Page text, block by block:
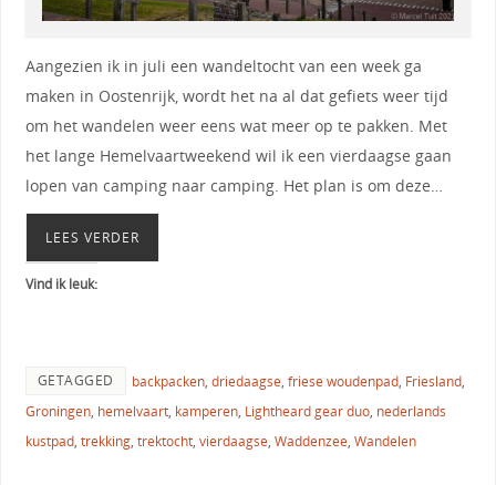
Aangezien ik in juli een wandeltocht van een week ga
maken in Oostenrijk, wordt het na al dat gefiets weer tijd
om het wandelen weer eens wat meer op te pakken. Met
het lange Hemelvaartweekend wil ik een vierdaagse gaan
lopen van camping naar camping. Het plan is om deze…
LEES VERDER
Vind ik leuk:
GETAGGED backpacken, driedaagse, friese woudenpad, Friesland,
Groningen, hemelvaart, kamperen, Lightheard gear duo, nederlands
kustpad, trekking, trektocht, vierdaagse, Waddenzee, Wandelen